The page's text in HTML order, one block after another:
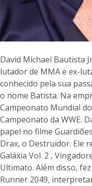
David Michael Bautista
lutador de MMA e ex-
conhecido pela sua
o nome Batista. Na
Campeonato Mundial
Campeonato da WWE.
papel no filme
Drax, o Destruidor. Ele
Galáxia Vol. 2 ,
Ultimato. Além disso,
Runner 2049,